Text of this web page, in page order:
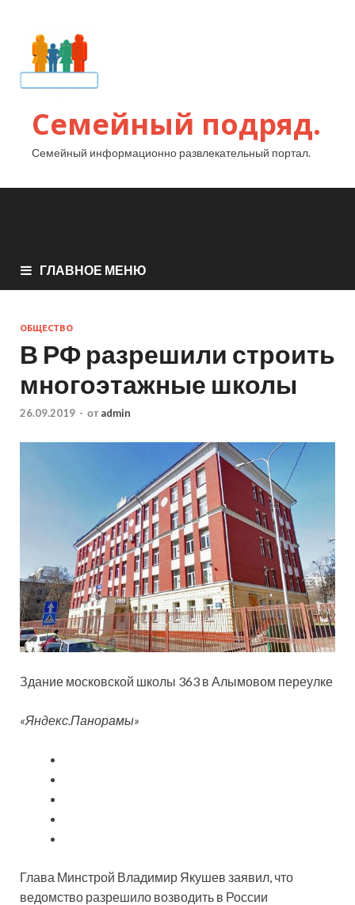
Семейный подряд.
Семейный информационно развлекательный портал.
ГЛАВНОЕ МЕНЮ
ОБЩЕСТВО
В РФ разрешили строить
многоэтажные школы
26.09.2019 - от admin
Здание московской школы 363 в Алымовом переулке
«Яндекс.Панорамы»
Глава Минстрой Владимир Якушев заявил, что
ведомство разрешило возводить в России